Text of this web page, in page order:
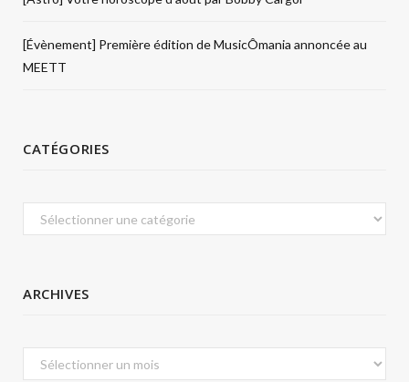
[Évènement] Première édition de MusicÔmania annoncée au
MEETT
CATÉGORIES
Catégories
ARCHIVES
Archives